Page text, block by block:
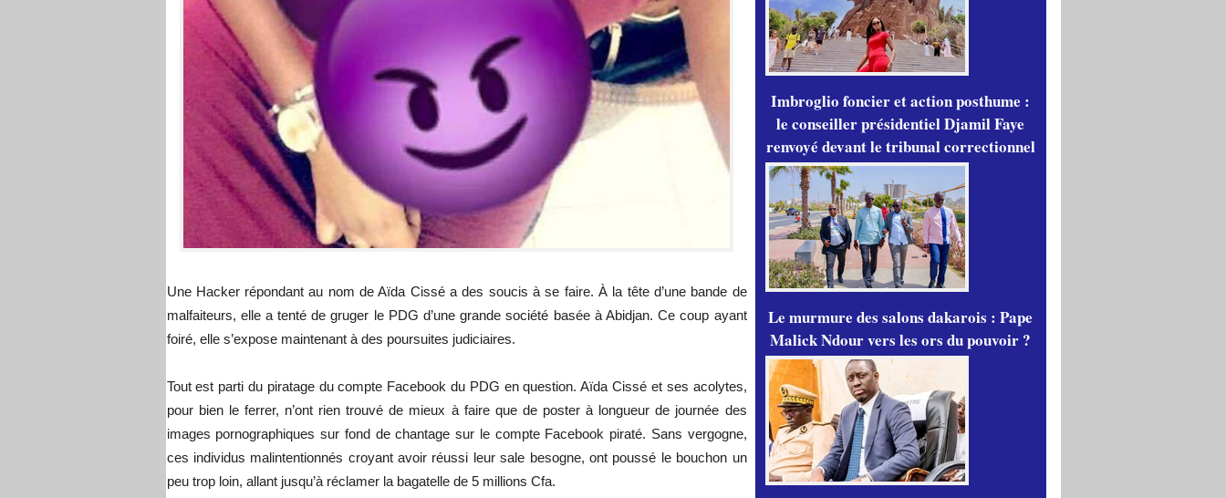
Une Hacker répondant au nom de Aïda Cissé a des soucis à se faire. À la tête d’une bande de
malfaiteurs, elle a tenté de gruger le PDG d’une grande société basée à Abidjan. Ce coup ayant
foiré, elle s’expose maintenant à des poursuites judiciaires.
Tout est parti du piratage du compte Facebook du PDG en question. Aïda Cissé et ses acolytes,
pour bien le ferrer, n’ont rien trouvé de mieux à faire que de poster à longueur de journée des
images pornographiques sur fond de chantage sur le compte Facebook piraté. Sans vergogne,
ces individus malintentionnés croyant avoir réussi leur sale besogne, ont poussé le bouchon un
peu trop loin, allant jusqu’à réclamer la bagatelle de 5 millions Cfa.
Imbroglio foncier et action posthume :
le conseiller présidentiel Djamil Faye
renvoyé devant le tribunal correctionnel
Le murmure des salons dakarois : Pape
Malick Ndour vers les ors du pouvoir ?